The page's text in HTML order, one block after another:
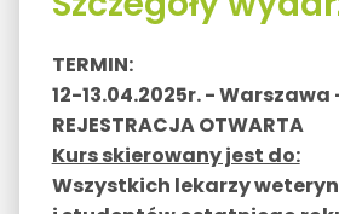
TERMIN:
12-13.04.2025r. -Warszawa
REJESTRACJA OTWARTA
Kurs skierowany jest do:
Wszystkich lekarzy